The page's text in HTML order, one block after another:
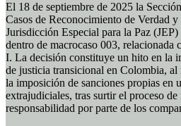
El 18 de septiembre de 2025 la
Casos de Reconocimiento de Verdad
Jurisdicción Especial para la Paz
dentro de macrocaso 003, relacionada
I. La decisión constituye un hito en la
de justicia transicional en Colombia,
la imposición de sanciones propias en
extrajudiciales, tras surtir el proceso
responsabilidad por parte de los